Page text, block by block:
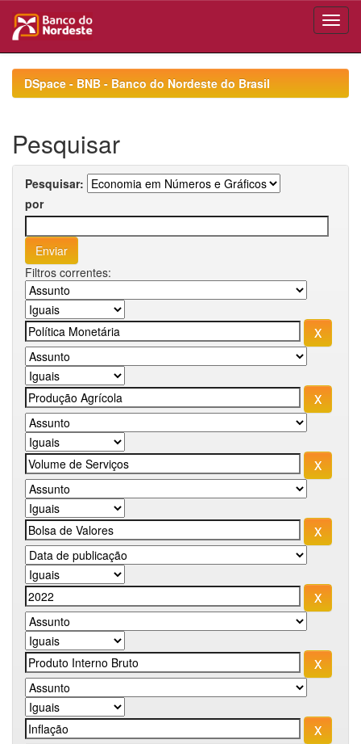
navigationDSpace - BNB - Banco do Nordeste do Brasil
Pesquisar
Pesquisar:
por
Filtros correntes: